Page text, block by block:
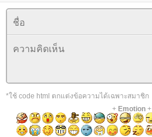
*ใช้ code html ตกแต่งข้อความได้เฉพาะสมาชิก
+ Emotion+